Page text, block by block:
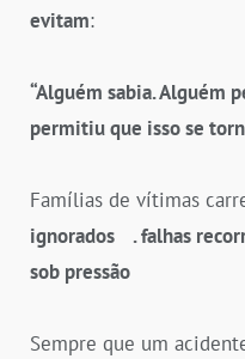
evitam:
“Alguém sabia. Alguém
permitiu que isso se
Famílias de vítimas
ignorados . falhas
sob pressão
Sempre que um